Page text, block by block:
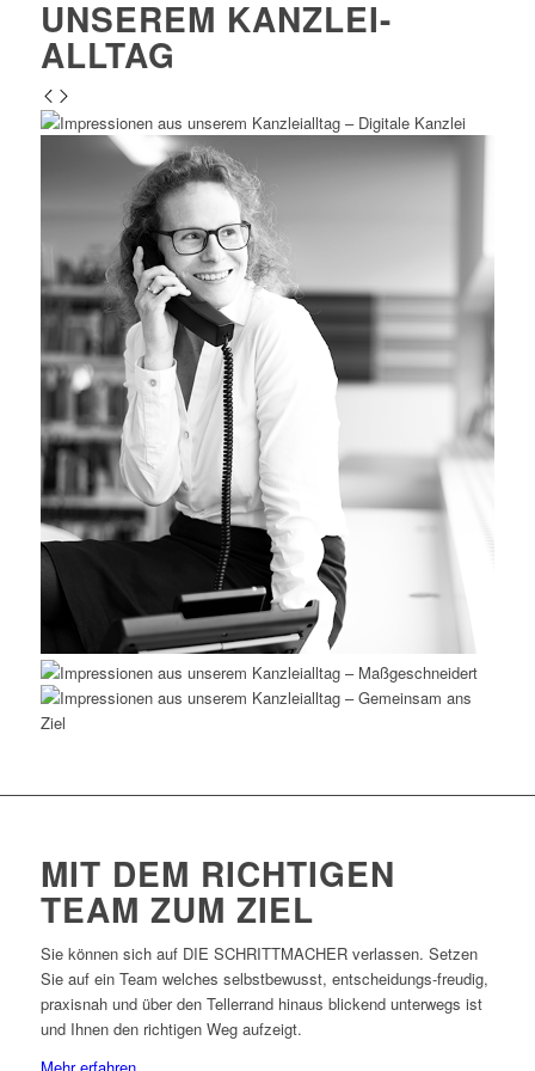
UNSEREM KANZLEI-
ALLTAG
MIT DEM RICHTIGEN
TEAM ZUM ZIEL
Sie können sich auf DIE SCHRITTMACHER verlassen. Setzen
Sie auf ein Team welches selbstbewusst, entscheidungs-freudig,
praxisnah und über den Tellerrand hinaus blickend unterwegs ist
und Ihnen den richtigen Weg aufzeigt.